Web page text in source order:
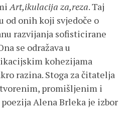
Art,ikulacija za,reza. Taj
od onih koji svjedoče o
razvijanja sofisticirane
se odražava u
kohezijama
razina. Stoga za čitatelja
promišljenim i
Alena Brleka je izbor